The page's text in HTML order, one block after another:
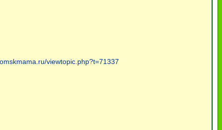
viewtopic.php?t=71337